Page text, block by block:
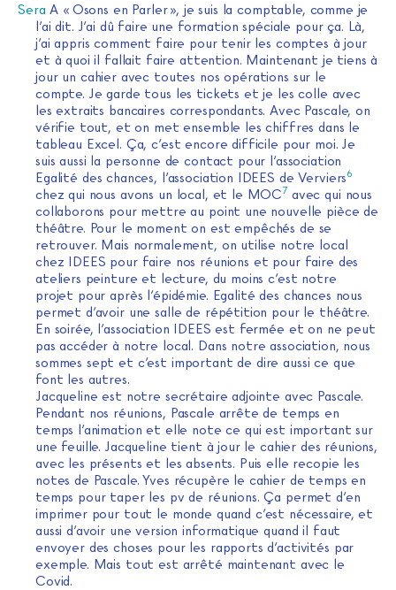
Sera A « Osons en Parler », je suis la comptable, comme je
l’ai dit. J’ai dû faire une formation spéciale pour ça. Là,
j’ai appris comment faire pour tenir les comptes à jour
et à quoi il fallait faire attention. Maintenant je tiens à
jour un cahier avec toutes nos opérations sur le
compte. Je garde tous les tickets et je les colle avec
les extraits bancaires correspondants. Avec Pascale, on
vérifie tout, et on met ensemble les chiffres dans le
tableau Excel. Ça, c’est encore difficile pour moi. Je
suis aussi la personne de contact pour l’association
Egalité des chances, l’association IDEES de Verviers6
chez qui nous avons un local, et le MOC7 avec qui nous
collaborons pour mettre au point une nouvelle pièce de
théâtre. Pour le moment on est empêchés de se
retrouver. Mais normalement, on utilise notre local
chez IDEES pour faire nos réunions et pour faire des
ateliers peinture et lecture, du moins c’est notre
projet pour après l’épidémie. Egalité des chances nous
permet d’avoir une salle de répétition pour le théâtre.
En soirée, l’association IDEES est fermée et on ne peut
pas accéder à notre local. Dans notre association, nous
sommes sept et c’est important de dire aussi ce que
font les autres.
Jacqueline est notre secrétaire adjointe avec Pascale.
Pendant nos réunions, Pascale arrête de temps en
temps l’animation et elle note ce qui est important sur
une feuille. Jacqueline tient à jour le cahier des réunions,
avec les présents et les absents. Puis elle recopie les
notes de Pascale. Yves récupère le cahier de temps en
temps pour taper les pv de réunions. Ça permet d’en
imprimer pour tout le monde quand c’est nécessaire, et
aussi d’avoir une version informatique quand il faut
envoyer des choses pour les rapports d’activités par
exemple. Mais tout est arrêté maintenant avec le
Covid.